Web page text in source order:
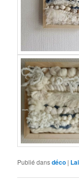
Publié dansdéco |